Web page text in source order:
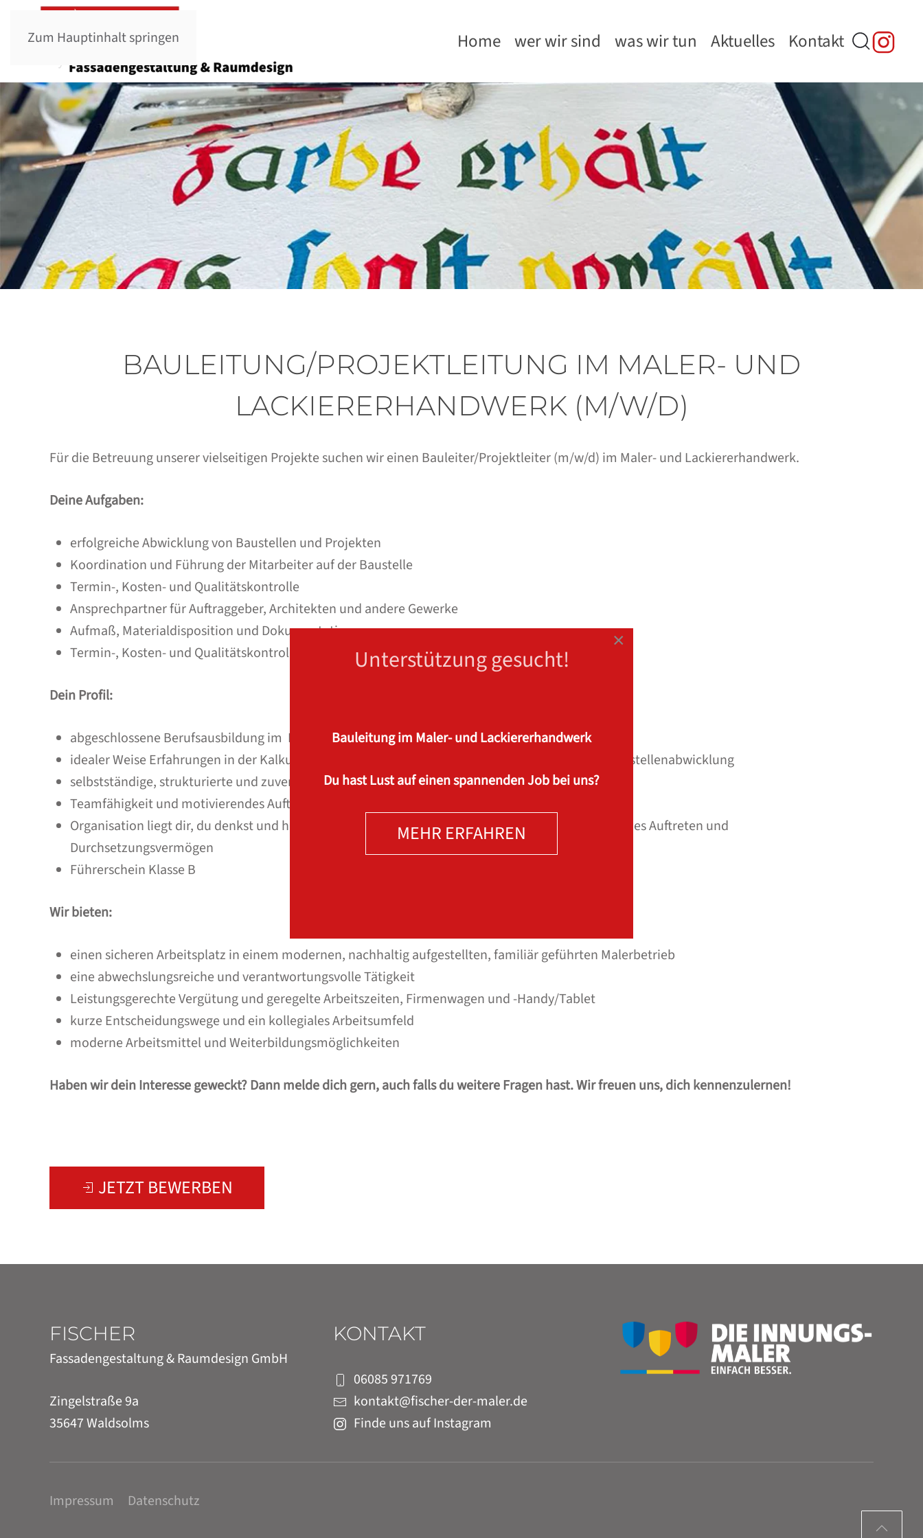
Zum Hauptinhalt springen Home wer wir sind was wir tun Aktuelles Kontakt
BAULEITUNG/PROJEKTLEITUNG IM MALER- UND
LACKIERERHANDWERK (M/W/D)
Für die Betreuung unserer vielseitigen Projekte suchen wir einen Bauleiter/Projektleiter (m/w/d) im Maler- und Lackiererhandwerk.
Deine Aufgaben:
erfolgreiche Abwicklung von Baustellen und Projekten
Koordination und Führung der Mitarbeiter auf der Baustelle
Termin-, Kosten- und Qualitätskontrolle
Ansprechpartner für Auftraggeber, Architekten und andere Gewerke
Aufmaß, Materialdisposition und Dokumentation
Termin-, Kosten- und Qualitätskontrolle
Dein Profil:
abgeschlossene Berufsausbildung im Maler und Lackiererhandwerk, vorzugsweise Meisterbrief
idealer Weise Erfahrungen in der Kalkulation von Handwerksleistungen sowie in erfolgreicher Baustellenabwicklung
selbstständige, strukturierte und zuverlässige Arbeitsweise
Teamfähigkeit und motivierendes Auftreten
Organisation liegt dir, du denkst und handelst lösungsorientiert, hast ein authentisches, freundliches Auftreten und
Durchsetzungsvermögen
Führerschein Klasse B
Wir bieten:
einen sicheren Arbeitsplatz in einem modernen, nachhaltig aufgestellten, familiär geführten Malerbetrieb
eine abwechslungsreiche und verantwortungsvolle Tätigkeit
Leistungsgerechte Vergütung und geregelte Arbeitszeiten, Firmenwagen und -Handy/Tablet
kurze Entscheidungswege und ein kollegiales Arbeitsumfeld
moderne Arbeitsmittel und Weiterbildungsmöglichkeiten
Haben wir dein Interesse geweckt? Dann melde dich gern, auch falls du weitere Fragen hast. Wir freuen uns, dich kennenzulernen!
JETZT BEWERBEN
FISCHER
Fassadengestaltung & Raumdesign GmbH
Zingelstraße 9a
35647 Waldsolms
KONTAKT
06085 971769
kontakt@fischer-der-maler.de
Finde uns auf Instagram
Impressum Datenschutz
×
Unterstützung gesucht!
Bauleitung im Maler- und Lackiererhandwerk
Du hast Lust auf einen spannenden Job bei uns?
MEHR ERFAHREN